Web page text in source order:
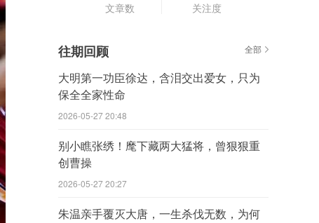
文章数 关注度
往期回顾 全部
大明第一功臣徐达，含泪交出爱女，只为
保全全家性命
2026-05-27 20:48
别小瞧张绣！麾下藏两大猛将，曾狠狠重
创曹操
2026-05-27 20:27
朱温亲手覆灭大唐，一生杀伐无数，为何